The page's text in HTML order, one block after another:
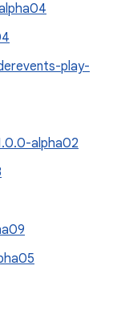
play-
alpha02